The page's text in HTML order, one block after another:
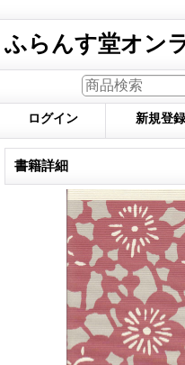
ふらんす堂オン
ログイン 新規登
書籍詳細